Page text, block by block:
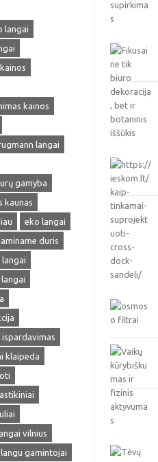
langai
kainos
langai
gamyba
kaunas
eko langai
duris
langai
ispardavimas
klaipeda
vilnius
langu gamintojai